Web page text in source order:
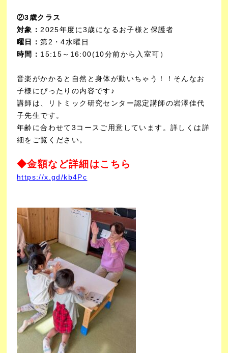
②3歳クラス
対象：2025年度に3歳になるお子様と保護者
曜日：第2・4水曜日
時間： 15:15～16:00(10分前から入室可）
音楽がかかると自然と身体が動いちゃう！！そんなお
子様にぴったりの内容です♪
講師は、リトミック研究センター認定講師の岩澤佳代
子先生です。
年齢に合わせて3コースご用意しています。詳しくは詳
細をご覧ください。
◆金額など詳細はこちら
https://x.gd/kb4Pc